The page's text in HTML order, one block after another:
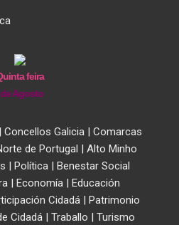
feira
Agosto
Concellos Galicia| Comarcas
de Portugal | Alto Minho
| Política| Benestar Social
| Economía | Educación
Cidadá| Patrimonio
Cidadá | Traballo | Turismo